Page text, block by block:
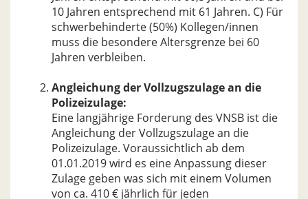
10 Jahren entsprechend mit 61 Jahren. C) Für
schwerbehinderte (50%) Kollegen/innen
muss die besondere Altersgrenze bei 60
Jahren verbleiben.
Angleichung der Vollzugszulage an die
Polizeizulage:
Eine langjährige Forderung des VNSB ist die
Angleichung der Vollzugszulage an die
Polizeizulage. Voraussichtlich ab dem
01.01.2019 wird es eine Anpassung dieser
Zulage geben was sich mit einem Volumen
von ca. 410 € jährlich für jeden